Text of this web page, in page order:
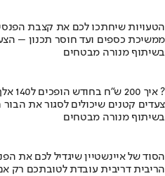
הטעויות שיחתכו לכם את קצבת
ממשיכת כספים ועד חוסר תכנון –
בשיתוף מנורה מבטחים
איך 200 ש"ח בחודש הופכים ל140 אלף ?
צעדים קטנים שיכולים לסגור את הבור
בשיתוף מנורה מבטחים
הסוד של איינשטיין שיגדיל לכם את
הריבית דריבית עובדת לטובתכם רק